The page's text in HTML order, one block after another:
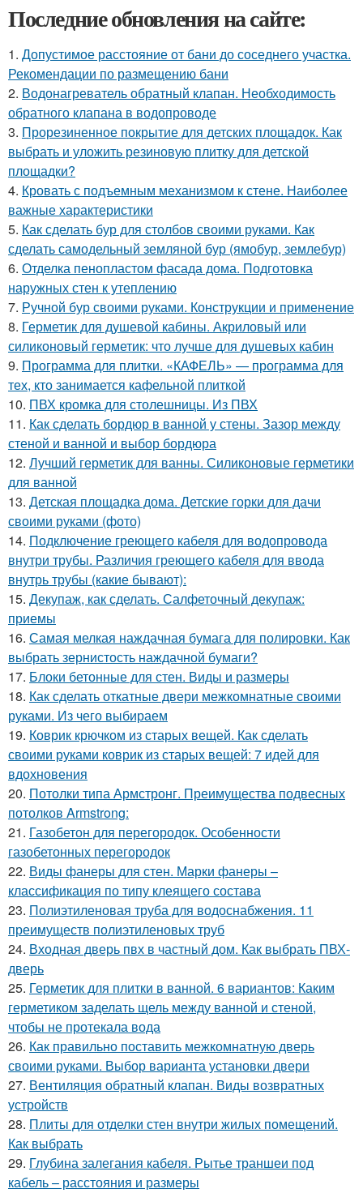
Последние обновления на сайте:
1. Допустимое расстояние от бани до соседнего участка.
Рекомендации по размещению бани
2. Водонагреватель обратный клапан. Необходимость
обратного клапана в водопроводе
3. Прорезиненное покрытие для детских площадок. Как
выбрать и уложить резиновую плитку для детской
площадки?
4. Кровать с подъемным механизмом к стене. Наиболее
важные характеристики
5. Как сделать бур для столбов своими руками. Как
сделать самодельный земляной бур (ямобур, землебур)
6. Отделка пенопластом фасада дома. Подготовка
наружных стен к утеплению
7. Ручной бур своими руками. Конструкции и применение
8. Герметик для душевой кабины. Акриловый или
силиконовый герметик: что лучше для душевых кабин
9. Программа для плитки. «КАФЕЛЬ» — программа для
тех, кто занимается кафельной плиткой
10. ПВХ кромка для столешницы. Из ПВХ
11. Как сделать бордюр в ванной у стены. Зазор между
стеной и ванной и выбор бордюра
12. Лучший герметик для ванны. Силиконовые герметики
для ванной
13. Детская площадка дома. Детские горки для дачи
своими руками (фото)
14. Подключение греющего кабеля для водопровода
внутри трубы. Различия греющего кабеля для ввода
внутрь трубы (какие бывают):
15. Декупаж, как сделать. Салфеточный декупаж:
приемы
16. Самая мелкая наждачная бумага для полировки. Как
выбрать зернистость наждачной бумаги?
17. Блоки бетонные для стен. Виды и размеры
18. Как сделать откатные двери межкомнатные своими
руками. Из чего выбираем
19. Коврик крючком из старых вещей. Как сделать
своими руками коврик из старых вещей: 7 идей для
вдохновения
20. Потолки типа Армстронг. Преимущества подвесных
потолков Armstrong:
21. Газобетон для перегородок. Особенности
газобетонных перегородок
22. Виды фанеры для стен. Марки фанеры –
классификация по типу клеящего состава
23. Полиэтиленовая труба для водоснабжения. 11
преимуществ полиэтиленовых труб
24. Входная дверь пвх в частный дом. Как выбрать ПВХ-
дверь
25. Герметик для плитки в ванной. 6 вариантов: Каким
герметиком заделать щель между ванной и стеной,
чтобы не протекала вода
26. Как правильно поставить межкомнатную дверь
своими руками. Выбор варианта установки двери
27. Вентиляция обратный клапан. Виды возвратных
устройств
28. Плиты для отделки стен внутри жилых помещений.
Как выбрать
29. Глубина залегания кабеля. Рытье траншеи под
кабель – расстояния и размеры